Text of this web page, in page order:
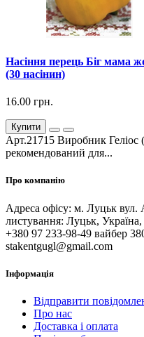
Насіння перець Біг мама
(30 насінин)
16.00 грн.
Купити
Арт.21715 Виробник Геліос
рекомендований для...
Про компанію
Адреса офісу: м. Луцьк вул.
листування: Луцьк,
+380 97 233-98-49 вайбер
stakentgugl@gmail.com
Інформація
Відправити
Про нас
Доставка і оплата